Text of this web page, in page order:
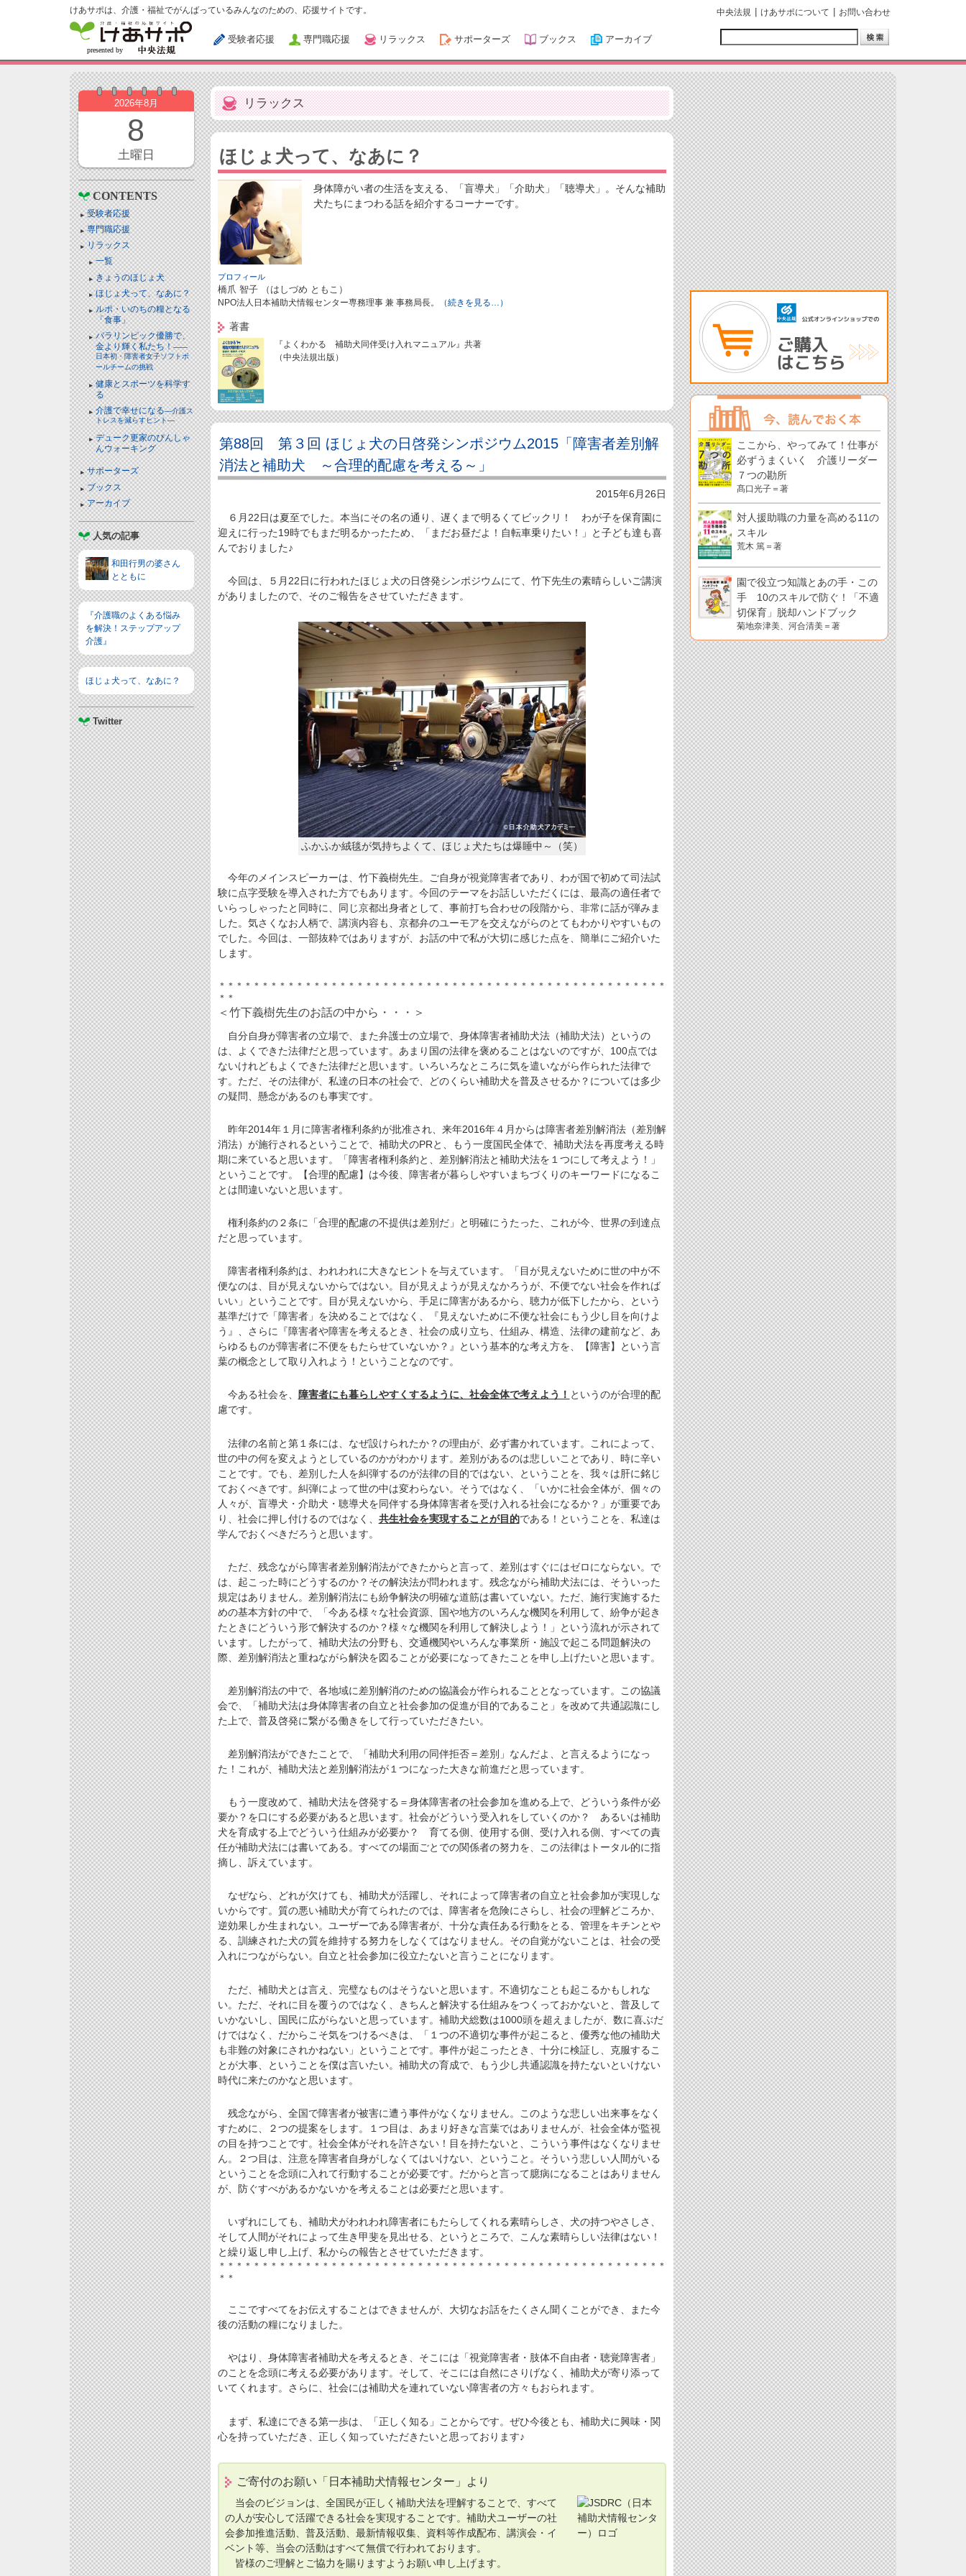
けあサポは、介護・福祉でがんばっているみんなのための、応援サイトです。
受験者応援 専門職応援 リラックス サポーターズ ブックス アーカイブ
中央法規 けあサポについて お問い合わせ
2026年8月
8
土曜日
CONTENTS
受験者応援
専門職応援
リラックス
一覧
きょうのほじょ犬
ほじょ犬って、なあに？
ルポ・いのちの糧となる
「食事」
パラリンピック優勝で、
金より輝く私たち！――
日本初・障害者女子ソフトボ
ールチームの挑戦
健康とスポーツを科学す
る
介護で幸せになる―介護ス
トレスを減らすヒント―
デューク更家のぴんしゃ
んウォーキング
サポーターズ
ブックス
アーカイブ
人気の記事
和田行男の婆さん
とともに
『介護職のよくある悩み
を解決！ステップアップ
介護』
ほじょ犬って、なあに？
Twitter
リラックス
ほじょ犬って、なあに？
身体障がい者の生活を支える、「盲導犬」「介助犬」「聴導犬」。そんな補助
犬たちにまつわる話を紹介するコーナーです。
プロフィール
橋爪 智子 （はしづめ ともこ）
NPO法人日本補助犬情報センター専務理事 兼 事務局長。 （続きを見る…）
著書
『よくわかる 補助犬同伴受け入れマニュアル』共著
（中央法規出版）
第88回 第３回 ほじょ犬の日啓発シンポジウム2015「障害者差別解
消法と補助犬 ～合理的配慮を考える～」
2015年6月26日
６月22日は夏至でした。本当にその名の通り、遅くまで明るくてビックリ！ わが子を保育園に
迎えに行った19時でもまだ明るかったため、「まだお昼だよ！自転車乗りたい！」と子ども達も喜
んでおりました♪
今回は、５月22日に行われたほじょ犬の日啓発シンポジウムにて、竹下先生の素晴らしいご講演
がありましたので、そのご報告をさせていただきます。
ふかふか絨毯が気持ちよくて、ほじょ犬たちは爆睡中～（笑）
今年のメインスピーカーは、竹下義樹先生。ご自身が視覚障害者であり、わが国で初めて司法試
験に点字受験を導入された方でもあります。今回のテーマをお話しいただくには、最高の適任者で
いらっしゃったと同時に、同じ京都出身者として、事前打ち合わせの段階から、非常に話が弾みま
した。気さくなお人柄で、講演内容も、京都弁のユーモアを交えながらのとてもわかりやすいもの
でした。今回は、一部抜粋ではありますが、お話の中で私が大切に感じた点を、簡単にご紹介いた
します。
＊＊＊＊＊＊＊＊＊＊＊＊＊＊＊＊＊＊＊＊＊＊＊＊＊＊＊＊＊＊＊＊＊＊＊＊＊＊＊＊＊＊＊＊＊＊＊＊＊＊＊＊
＊＊
＜竹下義樹先生のお話の中から・・・＞
自分自身が障害者の立場で、また弁護士の立場で、身体障害者補助犬法（補助犬法）というの
は、よくできた法律だと思っています。あまり国の法律を褒めることはないのですが、100点では
ないけれどもよくできた法律だと思います。いろいろなところに気を遣いながら作られた法律で
す。ただ、その法律が、私達の日本の社会で、どのくらい補助犬を普及させるか？については多少
の疑問、懸念があるのも事実です。
昨年2014年１月に障害者権利条約が批准され、来年2016年４月からは障害者差別解消法（差別解
消法）が施行されるということで、補助犬のPRと、もう一度国民全体で、補助犬法を再度考える時
期に来ていると思います。「障害者権利条約と、差別解消法と補助犬法を１つにして考えよう！」
ということです。【合理的配慮】は今後、障害者が暮らしやすいまちづくりのキーワードになるこ
とは間違いないと思います。
権利条約の２条に「合理的配慮の不提供は差別だ」と明確にうたった、これが今、世界の到達点
だと思っています。
障害者権利条約は、われわれに大きなヒントを与えています。「目が見えないために世の中が不
便なのは、目が見えないからではない。目が見えようが見えなかろうが、不便でない社会を作れば
いい」ということです。目が見えないから、手足に障害があるから、聴力が低下したから、という
基準だけで「障害者」を決めることではなく、『見えないために不便な社会にもう少し目を向けよ
う』、さらに『障害者や障害を考えるとき、社会の成り立ち、仕組み、構造、法律の建前など、あ
らゆるものが障害者に不便をもたらせていないか？』という基本的な考え方を、【障害】という言
葉の概念として取り入れよう！ということなのです。
今ある社会を、 障害者にも暮らしやすくするように、社会全体で考えよう！ というのが合理的配
慮です。
法律の名前と第１条には、なぜ設けられたか？の理由が、必ず書かれています。これによって、
世の中の何を変えようとしているのかがわかります。差別があるのは悲しいことであり、時に辛い
ことです。でも、差別した人を糾弾するのが法律の目的ではない、ということを、我々は肝に銘じ
ておくべきです。糾弾によって世の中は変わらない。そうではなく、「いかに社会全体が、個々の
人々が、盲導犬・介助犬・聴導犬を同伴する身体障害者を受け入れる社会になるか？」が重要であ
り、社会に押し付けるのではなく、 共生社会を実現することが目的である！ということを、私達は
学んでおくべきだろうと思います。
ただ、残念ながら障害者差別解消法ができたからと言って、差別はすぐにはゼロにならない。で
は、起こった時にどうするのか？その解決法が問われます。残念ながら補助犬法には、そういった
規定はありません。差別解消法にも紛争解決の明確な道筋は書いていない。ただ、施行実施するた
めの基本方針の中で、「今ある様々な社会資源、国や地方のいろんな機関を利用して、紛争が起き
たときにどういう形で解決するのか？様々な機関を利用して解決しよう！」という流れが示されて
います。したがって、補助犬法の分野も、交通機関やいろんな事業所・施設で起こる問題解決の
際、差別解消法と重ねながら解決を図ることが必要になってきたことを申し上げたいと思います。
差別解消法の中で、各地域に差別解消のための協議会が作られることとなっています。この協議
会で、「補助犬法は身体障害者の自立と社会参加の促進が目的であること」を改めて共通認識にし
た上で、普及啓発に繋がる働きをして行っていただきたい。
差別解消法ができたことで、「補助犬利用の同伴拒否＝差別」なんだよ、と言えるようになっ
た！これが、補助犬法と差別解消法が１つになった大きな前進だと思っています。
もう一度改めて、補助犬法を啓発する＝身体障害者の社会参加を進める上で、どういう条件が必
要か？を口にする必要があると思います。社会がどういう受入れをしていくのか？ あるいは補助
犬を育成する上でどういう仕組みが必要か？ 育てる側、使用する側、受け入れる側、すべての責
任が補助犬法には書いてある。すべての場面ごとでの関係者の努力を、この法律はトータル的に指
摘し、訴えています。
なぜなら、どれが欠けても、補助犬が活躍し、それによって障害者の自立と社会参加が実現しな
いからです。質の悪い補助犬が育てられたのでは、障害者を危険にさらし、社会の理解どころか、
逆効果しか生まれない。ユーザーである障害者が、十分な責任ある行動をとる、管理をキチンとや
る、訓練された犬の質を維持する努力をしなくてはなりません。その自覚がないことは、社会の受
入れにつながらない。自立と社会参加に役立たないと言うことになります。
ただ、補助犬とは言え、完璧なものはそうないと思います。不適切なことも起こるかもしれな
い。ただ、それに目を覆うのではなく、きちんと解決する仕組みをつくっておかないと、普及して
いかないし、国民に広がらないと思っています。補助犬総数は1000頭を超えましたが、数に喜ぶだ
けではなく、だからこそ気をつけるべきは、「１つの不適切な事件が起こると、優秀な他の補助犬
も非難の対象にされかねない」ということです。事件が起こったとき、十分に検証し、克服するこ
とが大事、ということを僕は言いたい。補助犬の育成で、もう少し共通認識を持たないといけない
時代に来たのかなと思います。
残念ながら、全国で障害者が被害に遭う事件がなくなりません。このような悲しい出来事をなく
すために、２つの提案をします。１つ目は、あまり好きな言葉ではありませんが、社会全体が監視
の目を持つことです。社会全体がそれを許さない！目を持たないと、こういう事件はなくなりませ
ん。２つ目は、注意を障害者自身がしなくてはいけない、ということ。そういう悲しい人間がいる
ということを念頭に入れて行動することが必要です。だからと言って臆病になることはありません
が、防ぐすべがあるかないかを考えることは必要だと思います。
いずれにしても、補助犬がわれわれ障害者にもたらしてくれる素晴らしさ、犬の持つやさしさ、
そして人間がそれによって生き甲斐を見出せる、というところで、こんな素晴らしい法律はない！
と繰り返し申し上げ、私からの報告とさせていただきます。
＊＊＊＊＊＊＊＊＊＊＊＊＊＊＊＊＊＊＊＊＊＊＊＊＊＊＊＊＊＊＊＊＊＊＊＊＊＊＊＊＊＊＊＊＊＊＊＊＊＊＊＊
＊＊
ここですべてをお伝えすることはできませんが、大切なお話をたくさん聞くことができ、また今
後の活動の糧になりました。
やはり、身体障害者補助犬を考えるとき、そこには「視覚障害者・肢体不自由者・聴覚障害者」
のことを念頭に考える必要があります。そして、そこには自然にさりげなく、補助犬が寄り添って
いてくれます。さらに、社会には補助犬を連れていない障害者の方々もおられます。
まず、私達にできる第一歩は、「正しく知る」ことからです。ぜひ今後とも、補助犬に興味・関
心を持っていただき、正しく知っていただきたいと思っております♪
ご寄付のお願い「日本補助犬情報センター」より
当会のビジョンは、全国民が正しく補助犬法を理解することで、すべて
の人が安心して活躍できる社会を実現することです。補助犬ユーザーの社
会参加推進活動、普及活動、最新情報収集、資料等作成配布、講演会・イ
ベント等、当会の活動はすべて無償で行われております。
皆様のご理解とご協力を賜りますようお願い申し上げます。
ここから、やってみて！仕事が
必ずうまくいく 介護リーダー
７つの勘所
髙口光子＝著
対人援助職の力量を高める11の
スキル
荒木 篤＝著
園で役立つ知識とあの手・この
手 10のスキルで防ぐ！「不適
切保育」脱却ハンドブック
菊地奈津美、河合清美＝著